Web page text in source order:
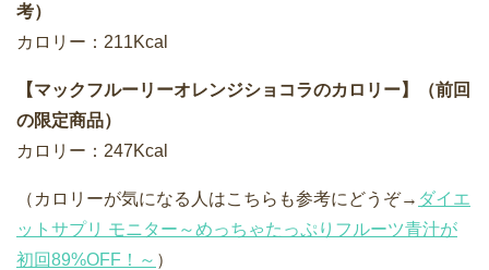
考）
カロリー：211Kcal
【マックフルーリーオレンジショコラのカロリー】（前回
の限定商品）
カロリー：247Kcal
（カロリーが気になる人はこちらも参考にどうぞ→ ダイエ
ットサプリ モニター～めっちゃたっぷりフルーツ青汁が
初回89%OFF！～ ）